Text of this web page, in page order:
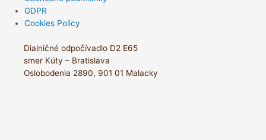
GDPR
Cookies Policy
Dialničné odpočívadlo D2 E65
smer Kúty – Bratislava
Oslobodenia 2890, 901 01 Malacky